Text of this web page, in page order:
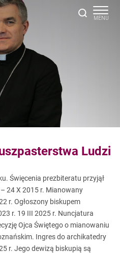
Ludzi
Święcenia prezbiteratu przyjął
24 X 2015 r. Mianowany
r. Ogłoszony biskupem
r. 19 III 2025 r. Nuncjatura
Ojca Świętego o mianowaniu
Ingres do archikatedry
r. Jego dewizą biskupią są